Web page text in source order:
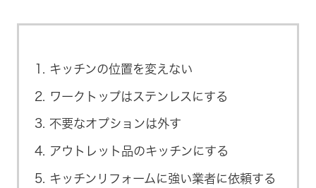
キッチンの位置を変えない
ワークトップはステンレスにする
不要なオプションは外す
アウトレット品のキッチンにする
キッチンリフォームに強い業者に依頼する